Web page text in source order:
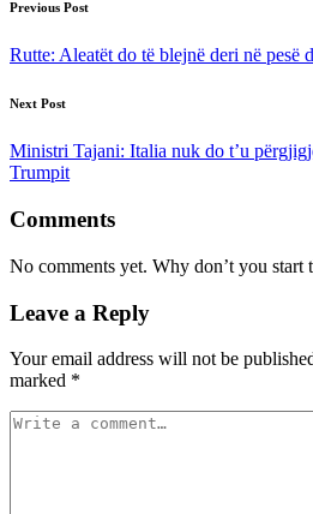
Post
navigation
Previous Post
Rutte: Aleatët do të blejnë deri në pesë
Next Post
Ministri Tajani: Italia nuk do t’u
Trumpit
Comments
No comments yet. Why don’t you start
Leave a Reply
Your email address will not be
marked *